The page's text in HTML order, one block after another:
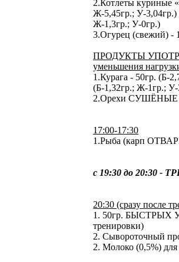
2.Котлеты куриные
Ж-5,45гр.; У-3,04гр.)
Ж-1,3гр.; У-0гр.)
3.Огурец (свежий) -
ПРОДУКТЫ
уменьшения
1.Курага - 50гр. (Б-
(Б-1,32гр.; Ж-1гр.;
2.Орехи СУШЁНЫЕ
17:00-17:30
1.Рыба (карп
с 19:30 до 20:30 -
20:30 (сразу после
1. 50гр. БЫСТРЫХ
тренировки)
2. Сывороточный
2. Молоко (0,5%)